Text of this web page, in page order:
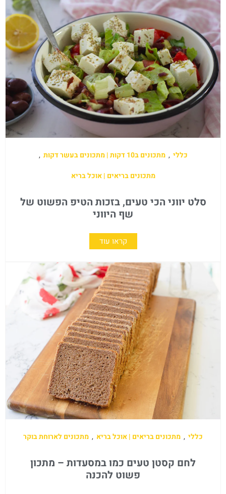
כללי , מתכונים ב10 דקות | מתכונים בעשר דקות
,
מתכונים בריאים | אוכל בריא
סלט יווני הכי טעים, בזכות הטיפ הפשוט של
שף היווני
קראו עוד
כללי , מתכונים בריאים | אוכל בריא , מתכונים לארוחת בוקר
לחם קסטן טעים כמו במסעדות – מתכון
פשוט להכנה